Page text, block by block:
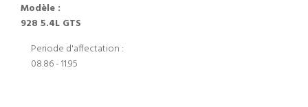
Modèle :
928 5.4L GTS
Periode d'affectation :
08.86 - 11.95